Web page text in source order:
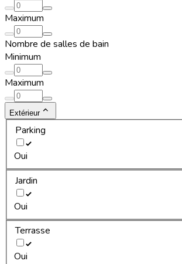
Maximum
Nombre de salles de bain
Minimum
Maximum
Extérieur
Parking
Oui
Jardin
Oui
Terrasse
Oui